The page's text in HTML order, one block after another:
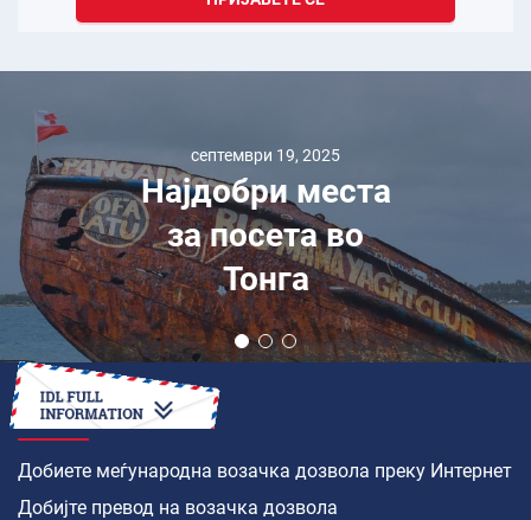
септември 19, 2025
Најдобри места
за посета во
Тонга
КАКО ДА
Добиете меѓународна возачка дозвола преку Интернет
Добијте превод на возачка дозвола